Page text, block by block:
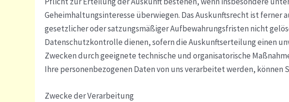
Geheimhaltungsinteresse überwiegen. Das Auskunftsrecht ist ferner
gesetzlicher oder satzungsmäßiger Aufbewahrungsfristen nicht
Datenschutzkontrolle dienen, sofern die Auskunftserteilung einen
Zwecken durch geeignete technische und organisatorische
Ihre personenbezogenen Daten von uns verarbeitet werden,
Zwecke der Verarbeitung